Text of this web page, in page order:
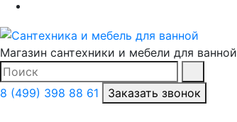
Магазин сантехники и мебели для ванной
Поиск
8 (499) 398 88 61
Заказать звонок